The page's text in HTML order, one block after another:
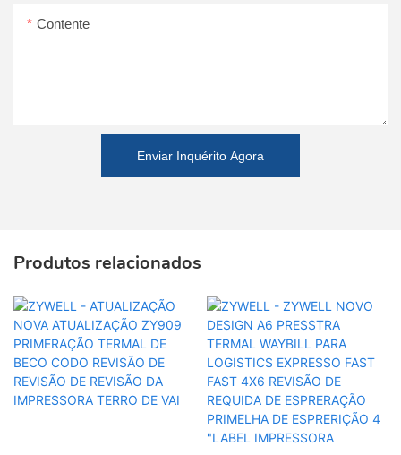
Contente
Enviar Inquérito Agora
Produtos relacionados